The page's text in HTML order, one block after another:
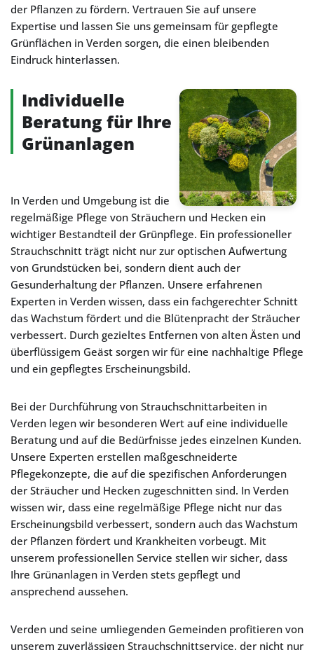
der Pflanzen zu fördern. Vertrauen Sie auf unsere
Expertise und lassen Sie uns gemeinsam für gepflegte
Grünflächen in Verden sorgen, die einen bleibenden
Eindruck hinterlassen.
Individuelle
Beratung für Ihre
Grünanlagen
In Verden und Umgebung ist die
regelmäßige Pflege von Sträuchern und Hecken ein
wichtiger Bestandteil der Grünpflege. Ein professioneller
Strauchschnitt trägt nicht nur zur optischen Aufwertung
von Grundstücken bei, sondern dient auch der
Gesunderhaltung der Pflanzen. Unsere erfahrenen
Experten in Verden wissen, dass ein fachgerechter Schnitt
das Wachstum fördert und die Blütenpracht der Sträucher
verbessert. Durch gezieltes Entfernen von alten Ästen und
überflüssigem Geäst sorgen wir für eine nachhaltige Pflege
und ein gepflegtes Erscheinungsbild.
Bei der Durchführung von Strauchschnittarbeiten in
Verden legen wir besonderen Wert auf eine individuelle
Beratung und auf die Bedürfnisse jedes einzelnen Kunden.
Unsere Experten erstellen maßgeschneiderte
Pflegekonzepte, die auf die spezifischen Anforderungen
der Sträucher und Hecken zugeschnitten sind. In Verden
wissen wir, dass eine regelmäßige Pflege nicht nur das
Erscheinungsbild verbessert, sondern auch das Wachstum
der Pflanzen fördert und Krankheiten vorbeugt. Mit
unserem professionellen Service stellen wir sicher, dass
Ihre Grünanlagen in Verden stets gepflegt und
ansprechend aussehen.
Verden und seine umliegenden Gemeinden profitieren von
unserem zuverlässigen Strauchschnittservice, der nicht nur